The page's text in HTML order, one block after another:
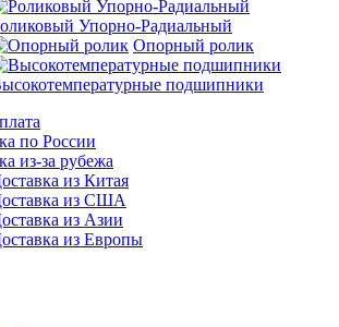
Упорно-Радиальный
Опорный ролик
подшипники
по России
из-за рубежа
из Китая
из США
из Азии
из Европы